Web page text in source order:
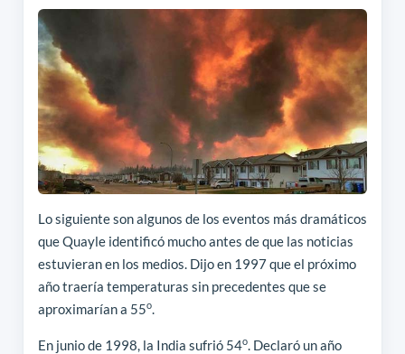
Lo siguiente son algunos de los eventos más dramáticos
que Quayle identificó mucho antes de que las noticias
estuvieran en los medios. Dijo en 1997 que el próximo
año traería temperaturas sin precedentes que se
aproximarían a 55o.
En junio de 1998, la India sufrió 54o. Declaró un año